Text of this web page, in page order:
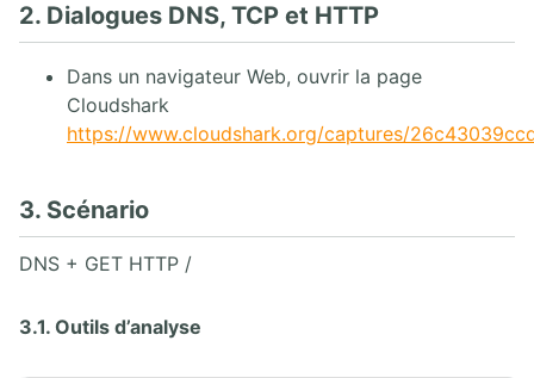
1. Solution FreePBX
2. Asterisk Core PABX
3. Asterisk Base
5. Asterisk Avancé
2. Dialogues DNS, TCP et HTTP
Dans un navigateur Web, ouvrir la page
Cloudshark
https://www.cloudshark.org/captures/
3. Scénario
DNS + GET HTTP /
3.1. Outils d’analyse